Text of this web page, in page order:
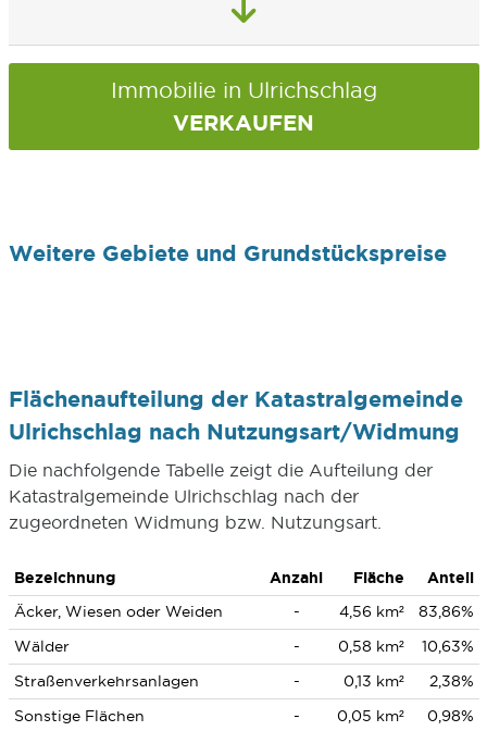
Immobilie in Ulrichschlag
VERKAUFEN
Weitere Gebiete und Grundstückspreise
Flächenaufteilung der Katastralgemeinde
Ulrichschlag nach Nutzungsart/Widmung
Die nachfolgende Tabelle zeigt die Aufteilung der
Katastralgemeinde Ulrichschlag nach der
zugeordneten Widmung bzw. Nutzungsart.
Bezeichnung Anzahl Fläche
Anteil
Äcker, Wiesen oder Weiden
- 4,56 km²
83,86%
Wälder
- 0,58 km²
10,63%
Straßenverkehrsanlagen
- 0,13 km²
2,38%
Sonstige Flächen
- 0,05 km² 0,98%